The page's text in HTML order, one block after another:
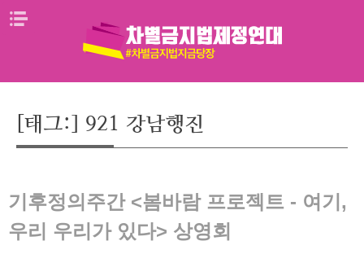
Skip
[태그:] 921 강남행진
기후정의주간 <봄바람 프로젝트 - 여기,
우리 우리가 있다> 상영회